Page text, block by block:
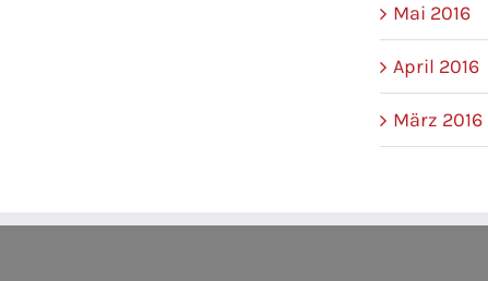
Mai 2016
April 2016
März 2016